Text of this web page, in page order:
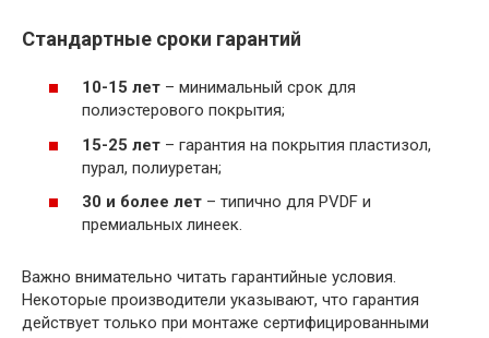
Стандартные сроки гарантий
10-15 лет – минимальный срок для
полиэстерового покрытия;
15-25 лет – гарантия на покрытия пластизол,
пурал, полиуретан;
30 и более лет – типично для PVDF и
премиальных линеек.
Важно внимательно читать гарантийные условия.
Некоторые производители указывают, что гарантия
действует только при монтаже сертифицированными